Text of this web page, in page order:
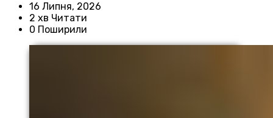
16 Липня, 2026
2 хв Читати
0 Поширили